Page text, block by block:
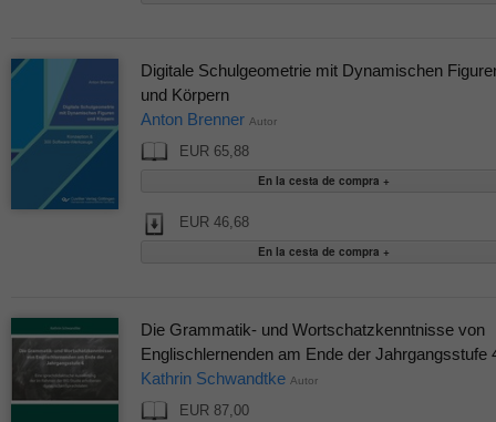
Digitale Schulgeometrie mit Dynamischen
und Körpern
Anton Brenner Autor
EUR 65,88
EUR 46,68
Die Grammatik- und Wortschatzkenntnisse von
Englischlernenden am Ende der Jahrgangsstufe
Kathrin Schwandtke Autor
EUR 87,00